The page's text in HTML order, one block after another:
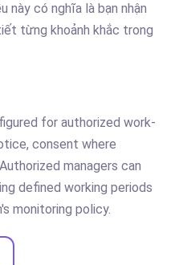
này có nghĩa là bạn nhận
từng khoảnh khắc trong
for authorized work-
consent where
managers can
defined working periods
monitoring policy.